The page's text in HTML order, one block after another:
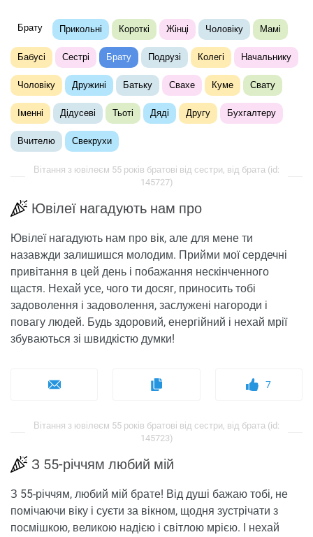
Брату Прикольні Короткі Жінці Чоловіку Мамі
Бабусі Сестрі Брату Подрузі Колегі Начальнику
Чоловіку Дружині Батьку Свахе Куме Свату
Іменні Дідусеві Тьоті Дяді Другу Бухгалтеру
Вчителю Свекрухи
Вітання з ювілеєм 55 років братові від сестри, від брата (id:
145727)
Ювілеї нагадують нам про
Ювілеї нагадують нам про вік, але для мене ти
назавжди залишишся молодим. Прийми мої сердечні
привітання в цей день і побажання нескінченного
щастя. Нехай усе, чого ти досяг, приносить тобі
задоволення і задоволення, заслужені нагороди і
повагу людей. Будь здоровий, енергійний і нехай мрії
збуваються зі швидкістю думки!
7
Вітання з ювілеєм 55 років братові від сестри, від брата (id:
145723)
З 55-річчям любий мій
З 55-річчям, любий мій брате! Від душі бажаю тобі, не
помічаючи віку і суєти за вікном, щодня зустрічати з
посмішкою, великою надією і світлою мрією. І нехай